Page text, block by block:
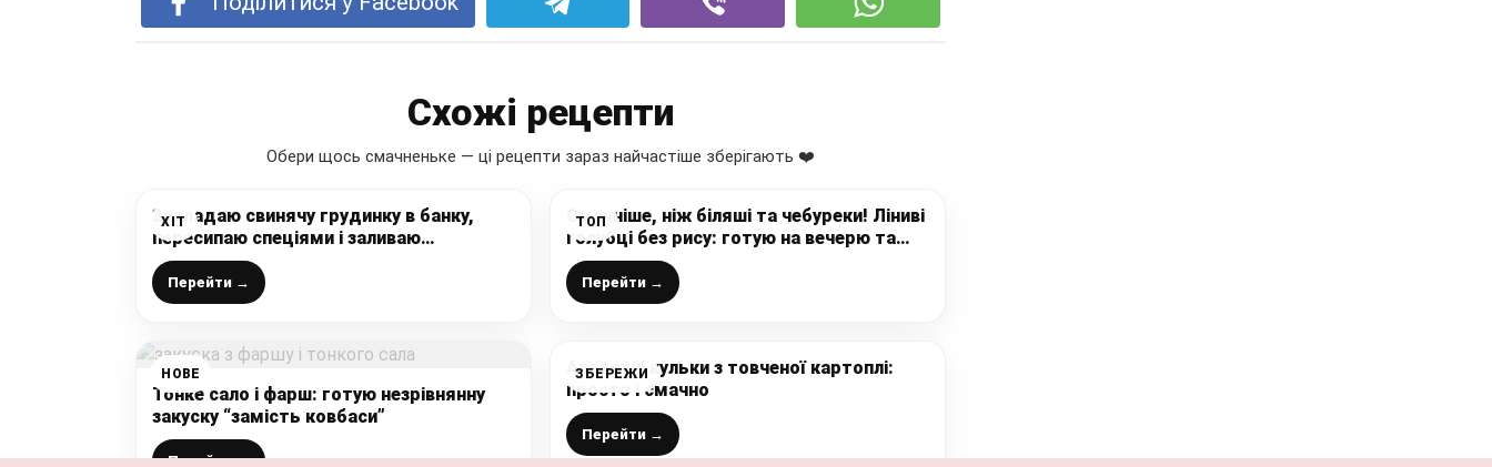
Схожі рецепти
Обери щось смачненьке — ці рецепти зараз найчастіше зберігають ❤️
ХІТ
Закладаю свинячу грудинку в банку,
пересипаю спеціями і заливаю
розсолом. Кращий рецепт сала в
розсолі!
Перейти →
ТОП
Смачніше, ніж біляші та чебуреки! Ліниві
голубці без рису: готую на вечерю та
обід
Перейти →
НОВЕ
Тонке сало і фарш: готую незрівнянну
закуску “замість ковбаси”
Перейти →
ЗБЕРЕЖИ
Апетитні кульки з товченої картоплі:
просто і смачно
Перейти →